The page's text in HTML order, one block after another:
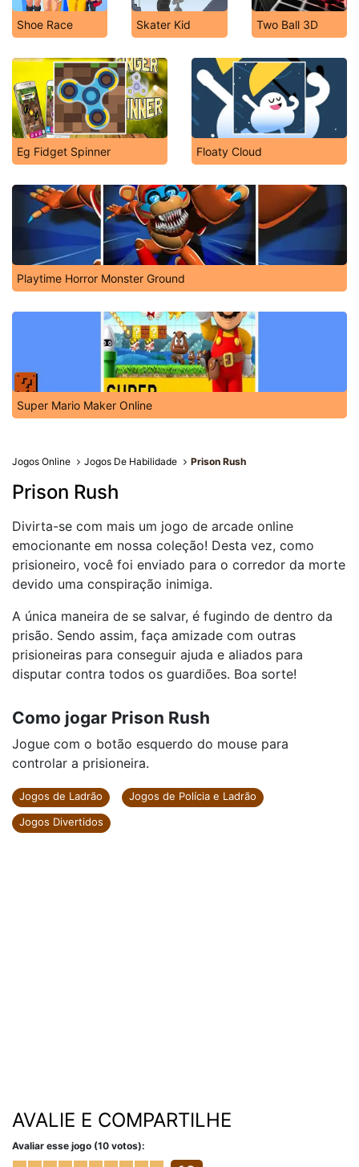
Shoe Race Skater Kid Two Ball 3D
Eg Fidget Spinner Floaty Cloud
Playtime Horror Monster Ground
Super Mario Maker Online
Jogos Online Jogos De Habilidade Prison Rush
Prison Rush
Divirta-se com mais um jogo de arcade online
emocionante em nossa coleção! Desta vez, como
prisioneiro, você foi enviado para o corredor da morte
devido uma conspiração inimiga.
A única maneira de se salvar, é fugindo de dentro da
prisão. Sendo assim, faça amizade com outras
prisioneiras para conseguir ajuda e aliados para
disputar contra todos os guardiões. Boa sorte!
Como jogar Prison Rush
Jogue com o botão esquerdo do mouse para
controlar a prisioneira.
Jogos de Ladrão
Jogos de Polícia e Ladrão
Jogos Divertidos
AVALIE E COMPARTILHE
Avaliar esse jogo (10 votos):